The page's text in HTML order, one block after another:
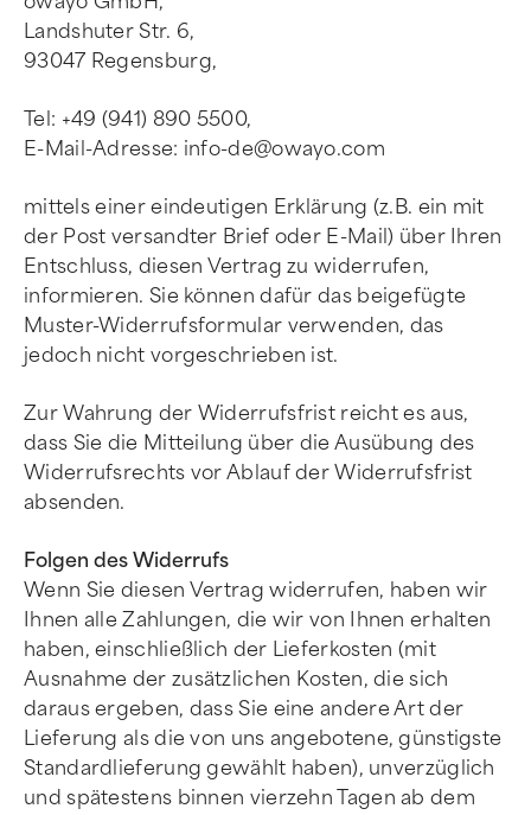
Landshuter Str. 6,
93047 Regensburg,
Tel: +49 (941) 890 5500,
E-Mail-Adresse: info-de@owayo.com
mittels einer eindeutigen Erklärung (z.B. ein mit
der Post versandter Brief oder E-Mail) über Ihren
Entschluss, diesen Vertrag zu widerrufen,
informieren. Sie können dafür das beigefügte
Muster-Widerrufsformular verwenden, das
jedoch nicht vorgeschrieben ist.
Zur Wahrung der Widerrufsfrist reicht es aus,
dass Sie die Mitteilung über die Ausübung des
Widerrufsrechts vor Ablauf der Widerrufsfrist
absenden.
Folgen des Widerrufs
Wenn Sie diesen Vertrag widerrufen, haben wir
Ihnen alle Zahlungen, die wir von Ihnen erhalten
haben, einschließlich der Lieferkosten (mit
Ausnahme der zusätzlichen Kosten, die sich
daraus ergeben, dass Sie eine andere Art der
Lieferung als die von uns angebotene, günstigste
Standardlieferung gewählt haben), unverzüglich
und spätestens binnen vierzehn Tagen ab dem